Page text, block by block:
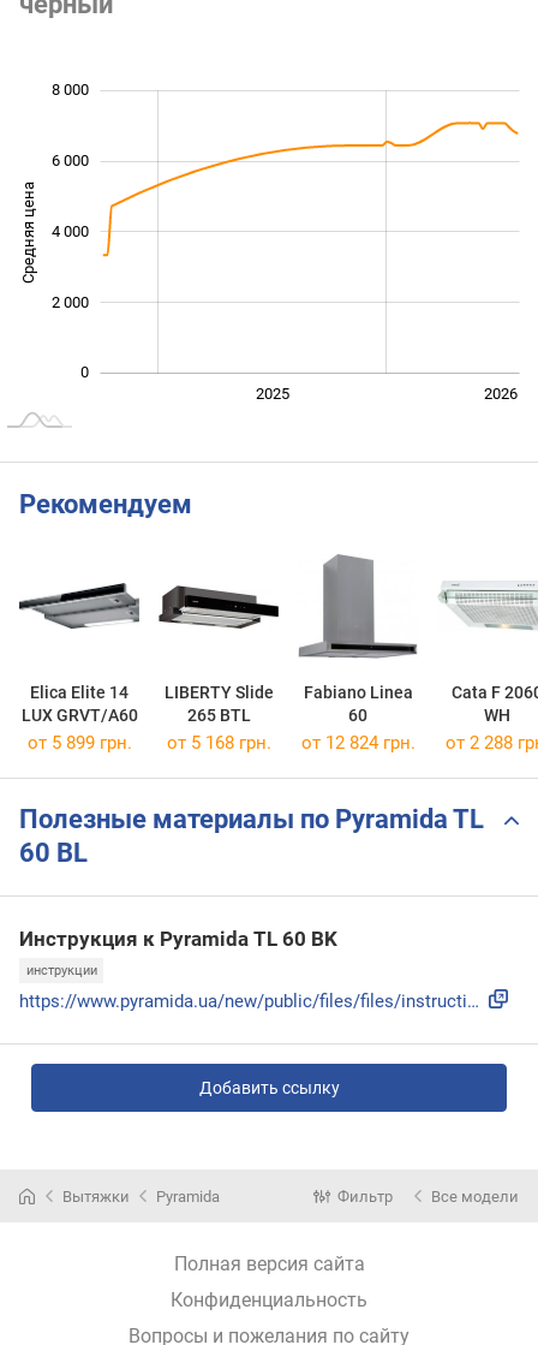
Средняя цена 1 000
0
2 000
4 000
6 000
8 000
2025 2026
Рекомендуем
Elica Elite 14
LUX GRVT/A60
LIBERTY Slide
265 BTL
Fabiano Linea
60
Cata F
WH
от 5 899 грн. от 5 168 грн. от 12 824 грн. от 2 288
Полезные материалы по Pyramida TL
60 BL
Инструкция к Pyramida TL 60 BK
инструкции
https://www.pyramida.ua/new/public/files/files/instructions...
Добавить ссылку
Вытяжки Pyramida Фильтр Все модели
Полная версия сайта
Конфиденциальность
Вопросы и пожелания по сайту